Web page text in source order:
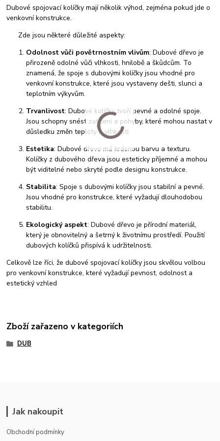
Dubové spojovací kolíčky mají několik výhod, zejména pokud jde o
venkovní konstrukce.
Zde jsou některé důležité aspekty:
Odolnost vůči povětrnostním vlivům: Dubové dřevo je
přirozeně odolné vůči vlhkosti, hnilobě a škůdcům. To
znamená, že spoje s dubovými kolíčky jsou vhodné pro
venkovní konstrukce, které jsou vystaveny dešti, slunci a
teplotním výkyvům.
Trvanlivost: Dubové kolíčky tvoří pevné a odolné spoje.
Jsou schopny snést zatížení a pohyby, které mohou nastat v
důsledku změn teploty a vlhkosti.
Estetika: Dubové dřevo má krásnou barvu a texturu.
Kolíčky z dubového dřeva jsou esteticky příjemné a mohou
být viditelné nebo skryté podle designu konstrukce.
Stabilita: Spoje s dubovými kolíčky jsou stabilní a pevné.
Jsou vhodné pro konstrukce, které vyžadují dlouhodobou
stabilitu.
Ekologický aspekt: Dubové dřevo je přírodní materiál,
který je obnovitelný a šetrný k životnímu prostředí. Použití
dubových kolíčků přispívá k udržitelnosti.
Celkově lze říci, že dubové spojovací kolíčky jsou skvělou volbou
pro venkovní konstrukce, které vyžadují pevnost, odolnost a
estetický vzhled
Zboží zařazeno v kategoriích
DUB
Jak nakoupit
Obchodní podmínky